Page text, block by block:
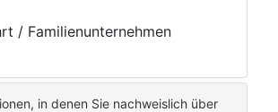
/ Familienunternehmen
in denen Sie nachweislich über